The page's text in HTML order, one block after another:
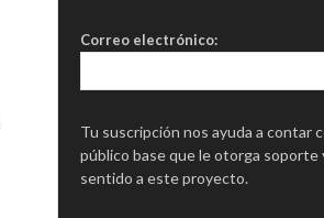
Correo electrónico:
Tu suscripción nos ayuda a contar
público base que le otorga soporte
sentido a este proyecto.